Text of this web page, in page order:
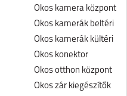
Okos kamera központ
Okos kamerák beltéri
Okos kamerák kültéri
Okos konektor
Okos otthon központ
Okos zár kiegészítők